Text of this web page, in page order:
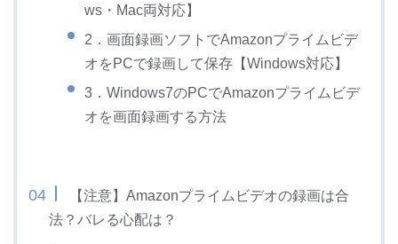
ws・Mac両対応】
2．画面録画ソフトでAmazonプライムビデ
オをPCで録画して保存【Windows対応】
3．Windows7のPCでAmazonプライムビデ
オを画面録画する方法
【注意】Amazonプライムビデオの録画は合
法？バレる心配は？